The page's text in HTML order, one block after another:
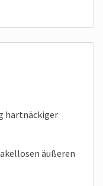
hartnäckiger
äußeren